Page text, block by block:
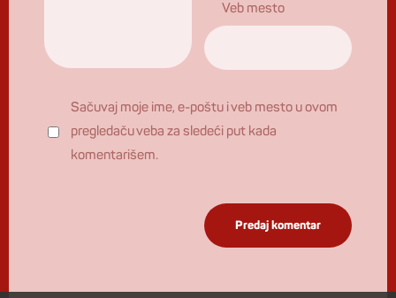
Veb mesto
Sačuvaj moje ime, e-poštu i veb mesto u ovom
pregledaču veba za sledeći put kada
komentarišem.